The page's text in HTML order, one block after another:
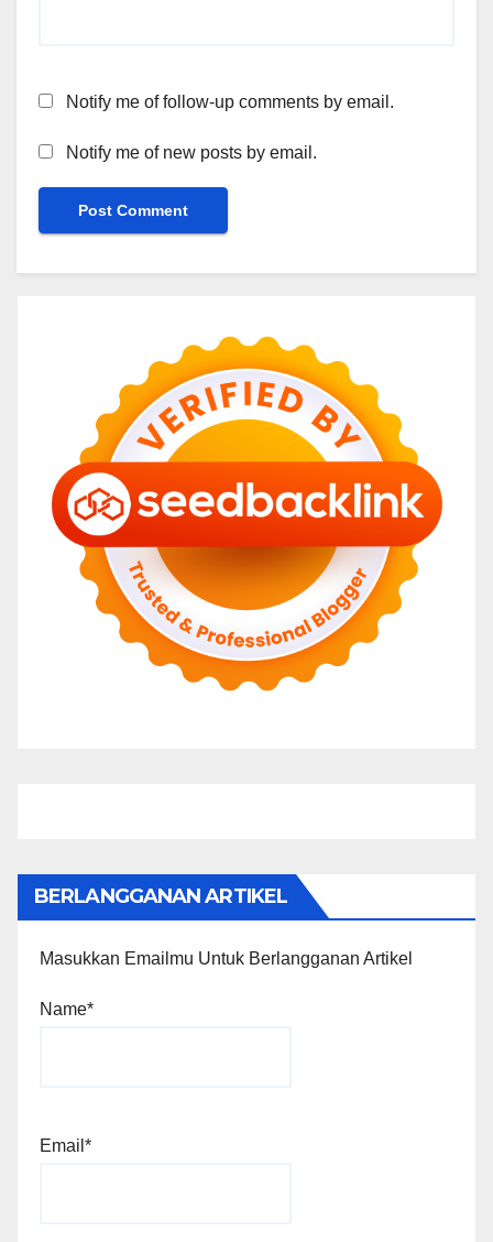
Notify me of follow-up comments by email.
Notify me of new posts by email.
BERLANGGANAN ARTIKEL
Masukkan Emailmu Untuk Berlangganan Artikel
Name*
Email*